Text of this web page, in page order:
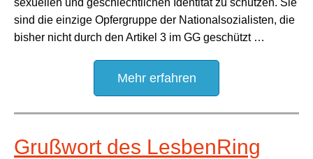
sexuellen und geschlechtlichen Identität zu schützen. Sie
sind die einzige Opfergruppe der Nationalsozialisten, die
bisher nicht durch den Artikel 3 im GG geschützt …
Mehr erfahren
Grußwort des LesbenRing